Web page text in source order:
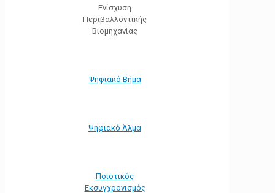
Ενίσχυση
Περιβαλλοντικής
Βιομηχανίας
Ψηφιακό Βήμα
Ψηφιακό Άλμα
Ποιοτικός
Εκσυγχρονισμός